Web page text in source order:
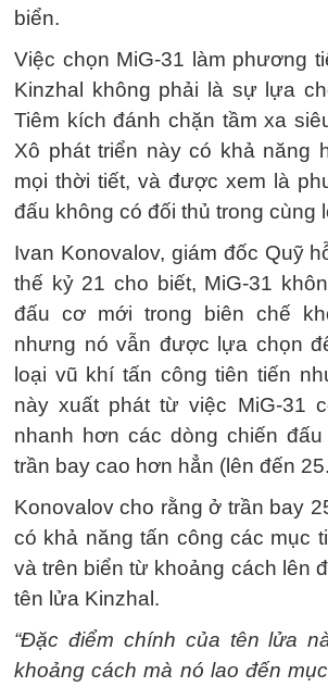
biển.
Việc chọn MiG-31 làm phương
Kinzhal không phải là sự lựa
Tiêm kích đánh chặn tầm xa
Xô phát triển này có khả năng
mọi thời tiết, và được xem là
đấu không có đối thủ trong cùng
Ivan Konovalov, giám đốc Quỹ
thế kỷ 21 cho biết, MiG-31
đấu cơ mới trong biên chế
nhưng nó vẫn được lựa chọn
loại vũ khí tấn công tiên tiến
này xuất phát từ việc MiG-31
nhanh hơn các dòng chiến
trần bay cao hơn hẳn (lên đến
Konovalov cho rằng ở trần bay
có khả năng tấn công các mục
và trên biển từ khoảng cách lên
tên lửa Kinzhal.
“Đặc điểm chính của tên lửa
khoảng cách mà nó lao đến